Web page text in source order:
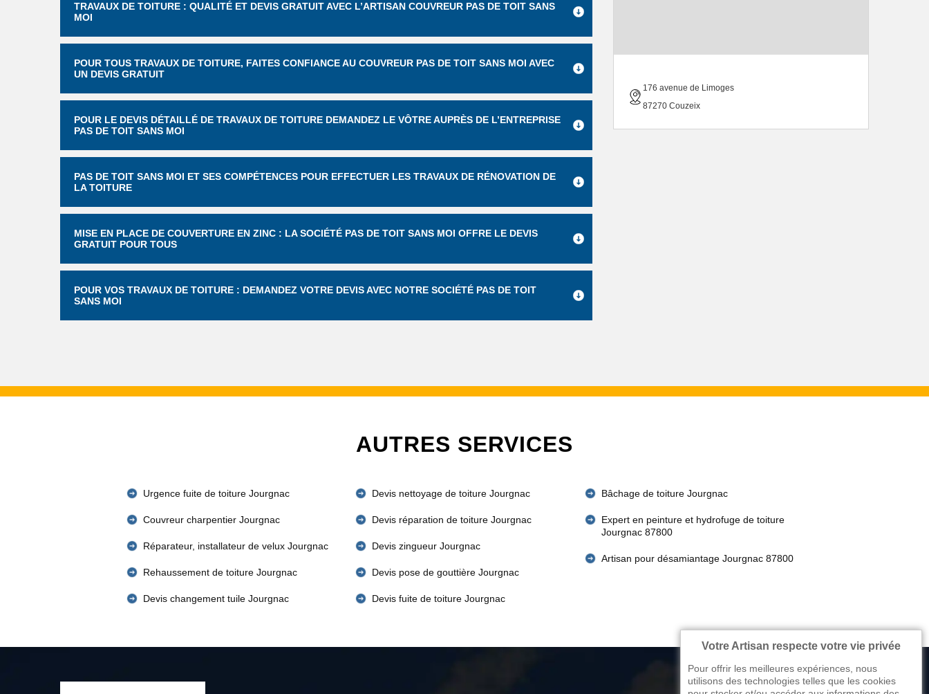
TRAVAUX DE TOITURE : QUALITÉ ET DEVIS GRATUIT AVEC L’ARTISAN COUVREUR PAS DE TOIT SANS
MOI
POUR TOUS TRAVAUX DE TOITURE, FAITES CONFIANCE AU COUVREUR PAS DE TOIT SANS MOI AVEC
UN DEVIS GRATUIT
POUR LE DEVIS DÉTAILLÉ DE TRAVAUX DE TOITURE DEMANDEZ LE VÔTRE AUPRÈS DE L’ENTREPRISE
PAS DE TOIT SANS MOI
PAS DE TOIT SANS MOI ET SES COMPÉTENCES POUR EFFECTUER LES TRAVAUX DE RÉNOVATION DE
LA TOITURE
MISE EN PLACE DE COUVERTURE EN ZINC : LA SOCIÉTÉ PAS DE TOIT SANS MOI OFFRE LE DEVIS
GRATUIT POUR TOUS
POUR VOS TRAVAUX DE TOITURE : DEMANDEZ VOTRE DEVIS AVEC NOTRE SOCIÉTÉ PAS DE TOIT
SANS MOI
176 avenue de Limoges
87270 Couzeix
AUTRES SERVICES
Urgence fuite de toiture Jourgnac
Couvreur charpentier Jourgnac
Réparateur, installateur de velux Jourgnac
Rehaussement de toiture Jourgnac
Devis changement tuile Jourgnac
Devis nettoyage de toiture Jourgnac
Devis réparation de toiture Jourgnac
Devis zingueur Jourgnac
Devis pose de gouttière Jourgnac
Devis fuite de toiture Jourgnac
Bâchage de toiture Jourgnac
Expert en peinture et hydrofuge de toiture
Jourgnac 87800
Artisan pour désamiantage Jourgnac 87800
Votre Artisan respecte votre vie privée
Pour offrir les meilleures expériences, nous
utilisons des technologies telles que les cookies